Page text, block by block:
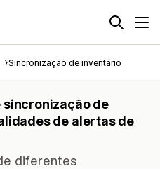
Sincronização de inventário
sincronização de
de alertas de
diferentes